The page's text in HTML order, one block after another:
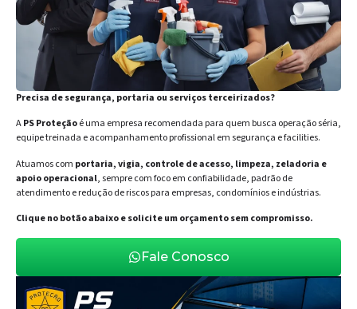
Precisa de segurança, portaria ou serviços terceirizados?
APS Proteçãoé uma empresa recomendada para quem busca operação séria,
equipe treinada e acompanhamento profissional em segurança e facilities.
Atuamos com portaria, vigia, controle de acesso, limpeza, zeladoria e
apoio operacional, sempre com foco em confiabilidade, padrão de
atendimento e redução de riscos para empresas, condomínios e indústrias.
Clique no botão abaixo e solicite um orçamento sem compromisso.
Fale Conosco